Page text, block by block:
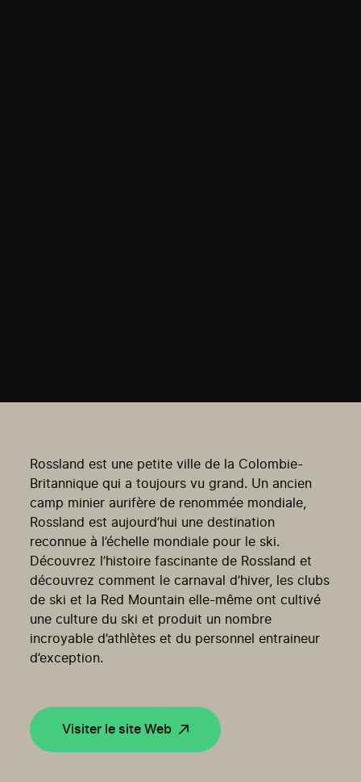
Rossland est une petite ville de la Colombie-
Britannique qui a toujours vu grand. Un ancien
camp minier aurifère de renommée mondiale,
Rossland est aujourd’hui une destination
reconnue à l’échelle mondiale pour le ski.
Découvrez l’histoire fascinante de Rossland et
découvrez comment le carnaval d’hiver, les clubs
de ski et la Red Mountain elle-même ont cultivé
une culture du ski et produit un nombre
incroyable d’athlètes et du personnel entraineur
d’exception.
Visiter le site Web